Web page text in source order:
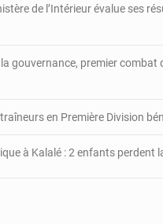
de l’Intérieur évalue ses
la gouvernance, premier
en Première Division
à Kalalé : 2 enfants perdent